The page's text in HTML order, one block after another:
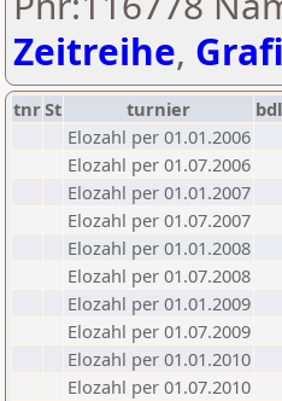
Zeitreihe,
tnrSt turnier
Elozahl per 01.01.2006
Elozahl per 01.07.2006
Elozahl per 01.01.2007
Elozahl per 01.07.2007
Elozahl per 01.01.2008
Elozahl per 01.07.2008
Elozahl per 01.01.2009
Elozahl per 01.07.2009
Elozahl per 01.01.2010
Elozahl per 01.07.2010